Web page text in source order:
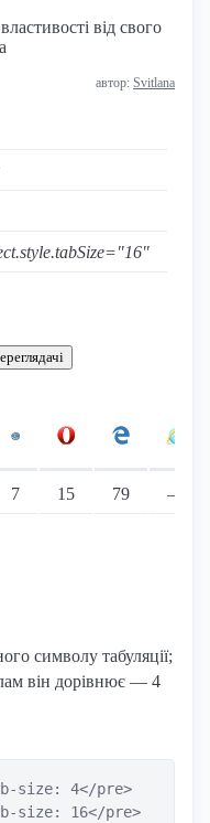
від свого
автор: Svitlana
7 15 79 —
символу табуляції;
він дорівнює — 4
class="t16">	tab-size: 16</pre>